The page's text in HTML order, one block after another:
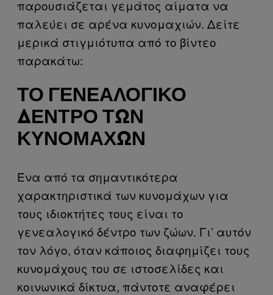
παρουσιάζεται γεμάτος αίματα να
παλεύει σε αρένα κυνομαχιών. Δείτε
μερικά στιγμιότυπα από το βίντεο
παρακάτω:
ΤΟ ΓΕΝΕΑΛΟΓΙΚΌ
ΔΈΝΤΡΟ ΤΩΝ
ΚΥΝΟΜΆΧΩΝ
Ένα από τα σημαντικότερα
χαρακτηριστικά των κυνομάχων για
τους ιδιοκτήτες τους είναι το
γενεαλογικό δέντρο των ζώων. Γι’ αυτόν
τον λόγο, όταν κάποιος διαφημίζει τους
κυνομάχους του σε ιστοσελίδες και
κοινωνικά δίκτυα, πάντοτε αναφέρει